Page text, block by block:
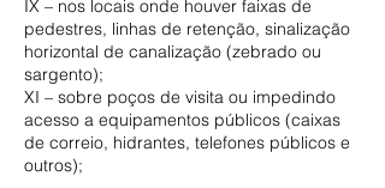
IX – nos locais onde houver faixas de
pedestres, linhas de retenção, sinalização
horizontal de canalização (zebrado ou
sargento);
XI – sobre poços de visita ou impedindo
acesso a equipamentos públicos (caixas
de correio, hidrantes, telefones públicos e
outros);